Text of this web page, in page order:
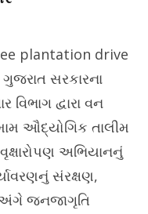
plantation drive
સરકારના
દ્વારા વન
ઔદ્યોગિક તાલીમ
અભિયાનનું
સંરક્ષણ,
અંગે જનજાગૃતિ